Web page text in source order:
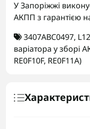
У Запоріжжі
АКПП з гарантією
3407ABC0497,
варіатора у зборі
RE0F10F, RE0F11A)